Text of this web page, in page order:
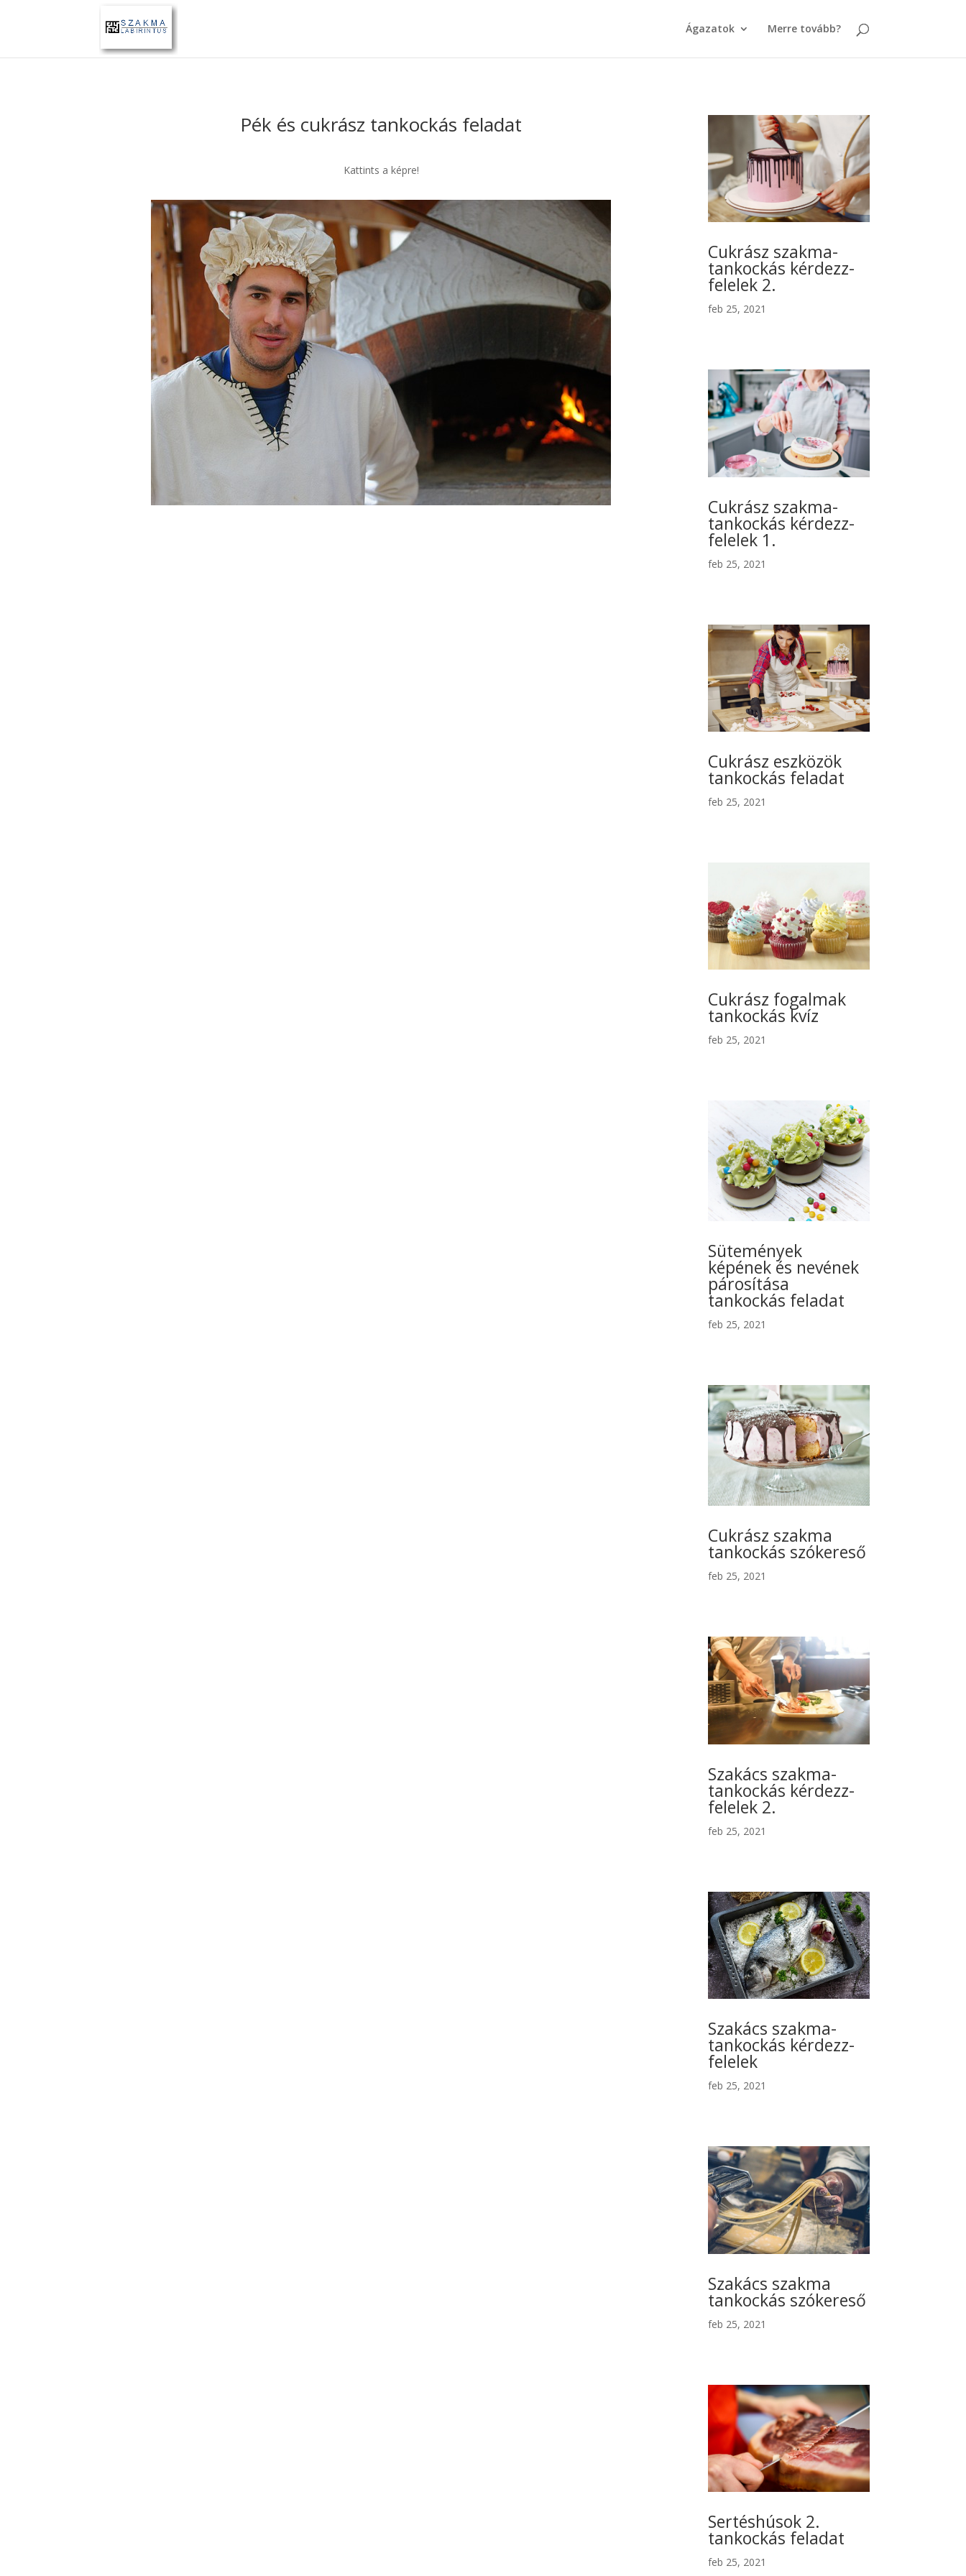
Ágazatok Merre tovább?
Pék és cukrász tankockás feladat
Kattints a képre!
Cukrász szakma-
tankockás kérdezz-
felelek 2.
feb 25, 2021
Cukrász szakma-
tankockás kérdezz-
felelek 1.
feb 25, 2021
Cukrász eszközök
tankockás feladat
feb 25, 2021
Cukrász fogalmak
tankockás kvíz
feb 25, 2021
Sütemények
képének és nevének
párosítása
tankockás feladat
feb 25, 2021
Cukrász szakma
tankockás szókereső
feb 25, 2021
Szakács szakma-
tankockás kérdezz-
felelek 2.
feb 25, 2021
Szakács szakma-
tankockás kérdezz-
felelek
feb 25, 2021
Szakács szakma
tankockás szókereső
feb 25, 2021
Sertéshúsok 2.
tankockás feladat
feb 25, 2021